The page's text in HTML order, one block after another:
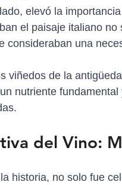
elevó la
el paisaje italiano
consideraban una
viñedos de la
nutriente
del Vino:
historia, no solo fue